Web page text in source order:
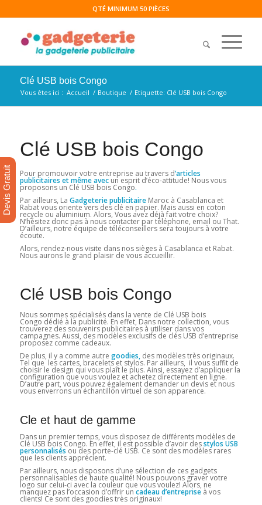
QTÉ MINIMUM 50 PIÈCES
Clé USB bois Congo
Vous êtes ici : Accueil / Boutique / Etiquette: Clé USB bois Congo
Clé USB bois Congo
Pour promouvoir votre entreprise au travers d‘articles
publicitaires et même avecun esprit d’éco-attitude! Nous vous
proposons un Clé USB bois Congo.
Par ailleurs, La Gadgeterie publicitaireMaroc à Casablanca et
Rabat vous oriente vers des clé en papier. Mais aussi en coton
recycle ou aluminium. Alors, Vous avez déjà fait votre choix?
N’hésitez donc pas à nous contacter par téléphone, email ou That.
D’ailleurs, notre équipe de téléconseillers sera toujours à votre
écoute.
Alors, rendez-nous visite dans nos sièges à Casablanca et Rabat.
Nous aurons le grand plaisir de vous accueillir.
Clé USB bois Congo
Nous sommes spécialisés dans la vente de Clé USB bois
Congo dédié à la publicité. En effet, Dans notre collection, vous
trouverez des souvenirs publicitaires à utiliser dans vos
campagnes. Aussi, des modèles exclusifs de clés USB d’entreprise
proposez comme cadeaux.
De plus, il y a comme autre goodies, des modèles très originaux.
Tel que les cartes, bracelets et stylos. Par ailleurs, il vous suffit de
choisir le design qui vous plaît le plus. Ainsi, essayez d’appliquer la
configuration que vous voulez et achetez directement en ligne.
D’autre part, vous pouvez également demander un devis et nous
vous enverrons un échantillon virtuel de son apparence.
Cle et haut de gamme
Dans un premier temps, vous disposez de différents modèles de
Clé USB bois Congo. En effet, il est possible d’avoir desstylos USB
personnalisés ou des porte-clé USB. Ce sont des modèles rares
que les clients apprécient.
Par ailleurs, nous disposons d’une sélection de ces gadgets
personnalisables de haute qualité! Nous pouvons graver votre
logo sur celui-ci avec la couleur que vous voulez! Alors, ne
manquez pas l’occasion d’offrir un cadeau d’entreprise à vos
clients! Ce sont des goodies très originaux!
Devis Gratuit